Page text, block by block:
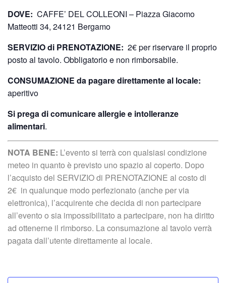
DOVE: CAFFE’ DEL COLLEONI – Piazza Giacomo
Matteotti 34, 24121 Bergamo
SERVIZIO di PRENOTAZIONE: 2€ per riservare il proprio
posto al tavolo. Obbligatorio e non rimborsabile.
CONSUMAZIONE da pagare direttamente al locale:
aperitivo
Si prega di comunicare allergie e intolleranze
alimentari.
NOTA BENE: L’evento si terrà con qualsiasi condizione
meteo in quanto è previsto uno spazio al coperto. Dopo
l’acquisto del SERVIZIO di PRENOTAZIONE al costo di
2€ in qualunque modo perfezionato (anche per via
elettronica), l’acquirente che decida di non partecipare
all’evento o sia impossibilitato a partecipare, non ha diritto
ad ottenerne il rimborso. La consumazione al tavolo verrà
pagata dall’utente direttamente al locale.